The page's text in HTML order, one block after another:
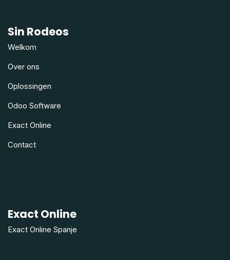
Sin Rodeos
Welkom
Over ons
Oplossingen
Odoo Software
Exact Online
Contact
Exact Online
Exact Online Spanje